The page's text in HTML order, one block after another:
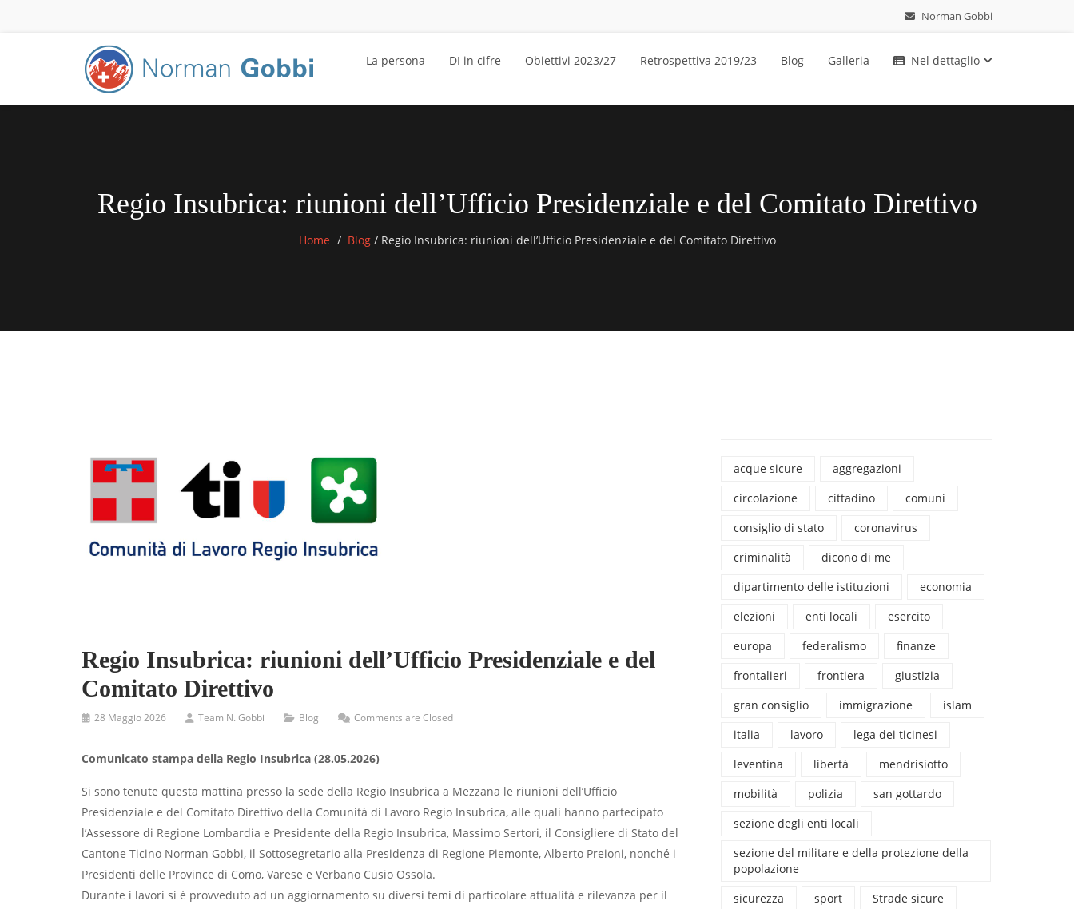
Norman Gobbi
La persona DI in cifre Obiettivi 2023/27 Retrospettiva 2019/23 Blog Galleria Nel dettaglio
Regio Insubrica: riunioni dell’Ufficio Presidenziale e del Comitato Direttivo
Home Blog /Regio Insubrica: riunioni dell’Ufficio Presidenziale e del Comitato Direttivo
Regio Insubrica: riunioni dell’Ufficio Presidenziale e del
Comitato Direttivo
28 Maggio 2026 Team N. Gobbi Blog Comments are Closed
Comunicato stampa della Regio Insubrica (28.05.2026)
Si sono tenute questa mattina presso la sede della Regio Insubrica a Mezzana le riunioni dell’Ufficio
Presidenziale e del Comitato Direttivo della Comunità di Lavoro Regio Insubrica, alle quali hanno partecipato
l’Assessore di Regione Lombardia e Presidente della Regio Insubrica, Massimo Sertori, il Consigliere di Stato del
Cantone Ticino Norman Gobbi, il Sottosegretario alla Presidenza di Regione Piemonte, Alberto Preioni, nonché i
Presidenti delle Province di Como, Varese e Verbano Cusio Ossola.
Durante i lavori si è provveduto ad un aggiornamento su diversi temi di particolare attualità e rilevanza per il
acque sicure
aggregazioni
circolazione
cittadino
comuni
consiglio di stato
coronavirus
criminalità
dicono di me
dipartimento delle istituzioni
economia
elezioni
enti locali
esercito
europa
federalismo
finanze
frontalieri
frontiera
giustizia
gran consiglio
immigrazione
islam
italia
lavoro
lega dei ticinesi
leventina
libertà
mendrisiotto
mobilità
polizia
san gottardo
sezione degli enti locali
sezione del militare e della protezione della
popolazione
sicurezza
sport
Strade sicure